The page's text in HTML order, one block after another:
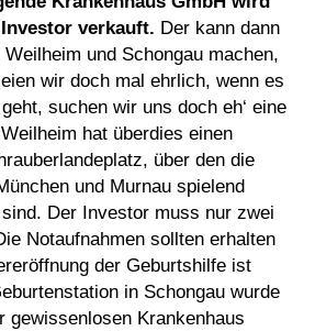
verkauft. Der kann dann
und Schongau machen,
wir doch mal ehrlich, wenn es
suchen wir uns doch eh‘ eine
hat überdies einen
über den die
und Murnau spielend
Der Investor muss nur zwei
Notaufnahmen sollten erhalten
der Geburtshilfe ist
in Schongau wurde
gewissenlosen Krankenhaus